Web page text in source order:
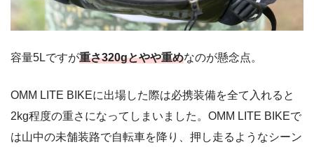
容量5Lですが重さ320gとやや重めなのが懸念点。
OMM LITE BIKEに出場した際は必携装備を全て入れると
2kg程度の重さになってしまいました。OMM LITE BIKEで
は山中の未舗装路で自転車を降り、押し走るようなシーン